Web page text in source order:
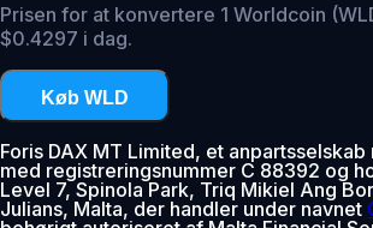
Prisen for at konvertere 1 Worldcoin
$0.4297 i dag.
Køb WLD
Foris DAX MT Limited, et
med registreringsnummer C 88392 og
Level 7, Spinola Park, Triq Mikiel Ang
Julians, Malta, der handler under navnet